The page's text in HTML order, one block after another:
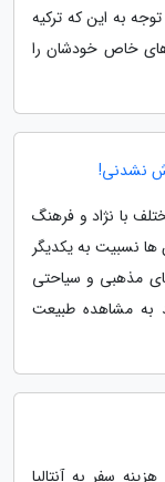
به این که ترکیه
خاص خودشان را
نشدنی!
با نژاد و فرهنگ
نسبیت به یکدیگر
مذهبی و سیاحتی
به مشاهده طبیعت
سفر به آنتالیا